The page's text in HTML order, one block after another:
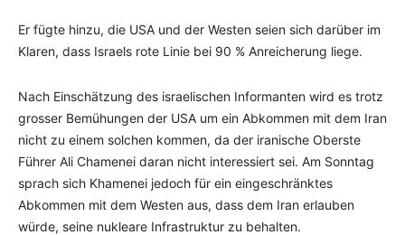
Er fügte hinzu, die USA und der Westen seien sich darüber im
Klaren, dass Israels rote Linie bei 90 % Anreicherung liege.
Nach Einschätzung des israelischen Informanten wird es trotz
grosser Bemühungen der USA um ein Abkommen mit dem Iran
nicht zu einem solchen kommen, da der iranische Oberste
Führer Ali Chamenei daran nicht interessiert sei. Am Sonntag
sprach sich Khamenei jedoch für ein eingeschränktes
Abkommen mit dem Westen aus, dass dem Iran erlauben
würde, seine nukleare Infrastruktur zu behalten.